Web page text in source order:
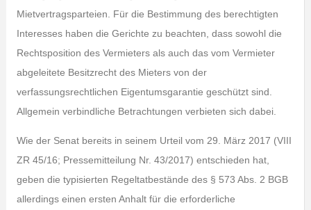
Mietvertragsparteien. Für die Bestimmung des berechtigten
Interesses haben die Gerichte zu beachten, dass sowohl die
Rechtsposition des Vermieters als auch das vom Vermieter
abgeleitete Besitzrecht des Mieters von der
verfassungsrechtlichen Eigentumsgarantie geschützt sind.
Allgemein verbindliche Betrachtungen verbieten sich dabei.
Wie der Senat bereits in seinem Urteil vom 29. März 2017 (VIII
ZR 45/16; Pressemitteilung Nr. 43/2017) entschieden hat,
geben die typisierten Regeltatbestände des § 573 Abs. 2 BGB
allerdings einen ersten Anhalt für die erforderliche